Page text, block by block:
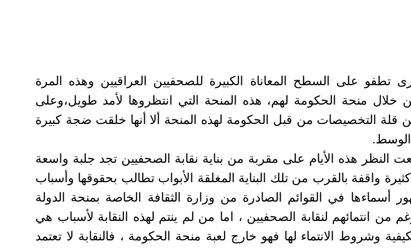
تطفو على السطح المعاناة الكبيرة للصحفيين العراقيين وهذه المرة
خلال منحة الحكومة لهم، هذه المنحة التي انتظروها لأمد طويل،وعلى
قلة التخصيصات من قبل الحكومة لهذه المنحة ألا أنها خلقت ضجة كبيرة
النظر هذه الأيام على مقربة من بناية نقابة الصحفيين تجد جلبة واسعة
واقفة بالقرب من تلك البناية المغلقة الأبواب تطالب بحقوقها وأسباب
أسماءها في القوائم الصادرة من وزارة الثقافة الخاصة بمنحة الدولة
من انتمائهم لنقابة الصحفيين ، اما من لم ينتم لهذه النقابة لأسباب هي
وشروط الانتماء لها فهو خارج لعبة منحة الحكومة ، فالنقابة لا تعتمد